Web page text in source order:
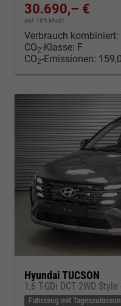
30.690,– €
incl. 19% MwSt.
Verbrauch kombiniert:
CO2-Klasse: F
CO2-Emissionen:
Hyundai TUCSON
1,6 T-GDi DCT 2WD Style
Fahrzeug mit